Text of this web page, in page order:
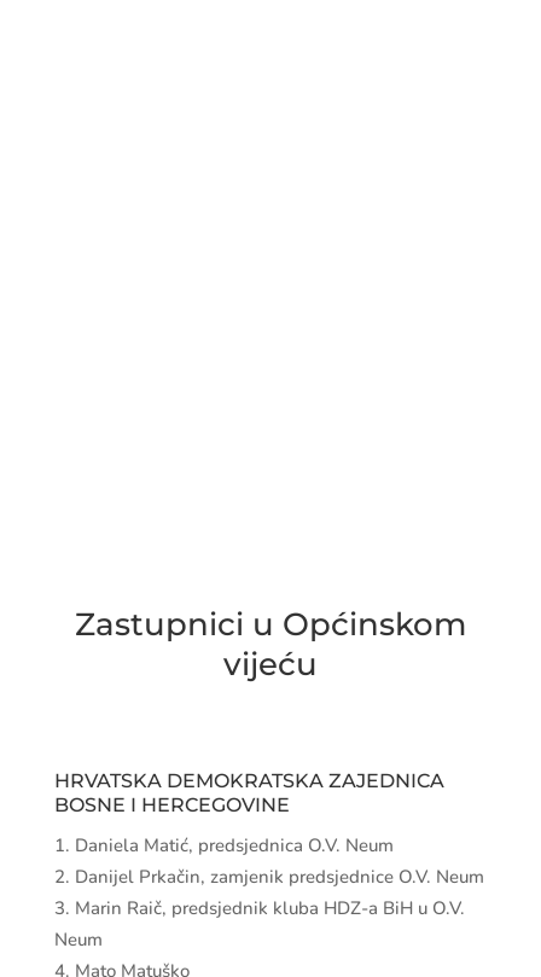
Zastupnici u Općinskom
vijeću
HRVATSKA DEMOKRATSKA ZAJEDNICA
BOSNE I HERCEGOVINE
Daniela Matić, predsjednica O.V. Neum
Danijel Prkačin, zamjenik predsjednice O.V. Neum
Marin Raič, predsjednik kluba HDZ-a BiH u O.V.
Neum
Mato Matuško